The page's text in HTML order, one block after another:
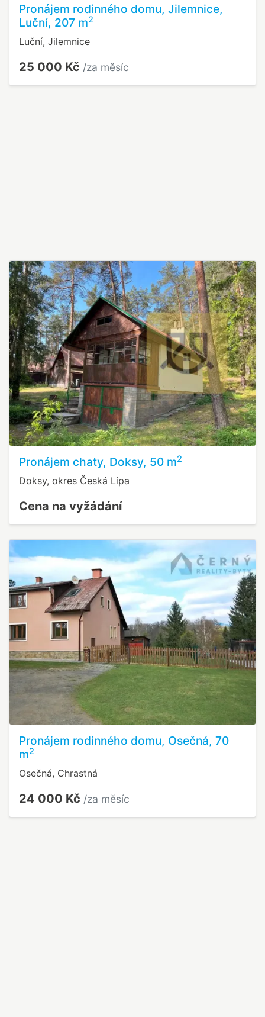
Pronájem rodinného domu, Jilemnice,
Luční, 207 m2
Luční, Jilemnice
25 000 Kč /za měsíc
Pronájem chaty, Doksy, 50 m2
Doksy, okres Česká Lípa
Cena na vyžádání
Pronájem rodinného domu, Osečná, 70
m2
Osečná, Chrastná
24 000 Kč /za měsíc